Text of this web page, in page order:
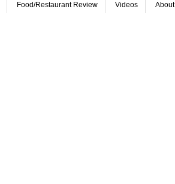
Food/Restaurant Review Videos About